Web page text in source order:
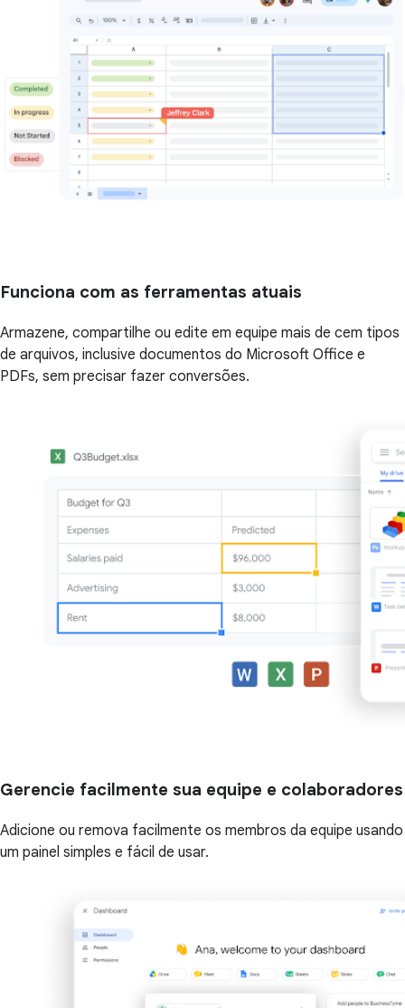
Funciona com as ferramentas atuais
Armazene, compartilhe ou edite em equipe mais de cem tipos
de arquivos, inclusive documentos do Microsoft Office e
PDFs, sem precisar fazer conversões.
Gerencie facilmente sua equipe e colaboradores
Adicione ou remova facilmente os membros da equipe usando
um painel simples e fácil de usar.